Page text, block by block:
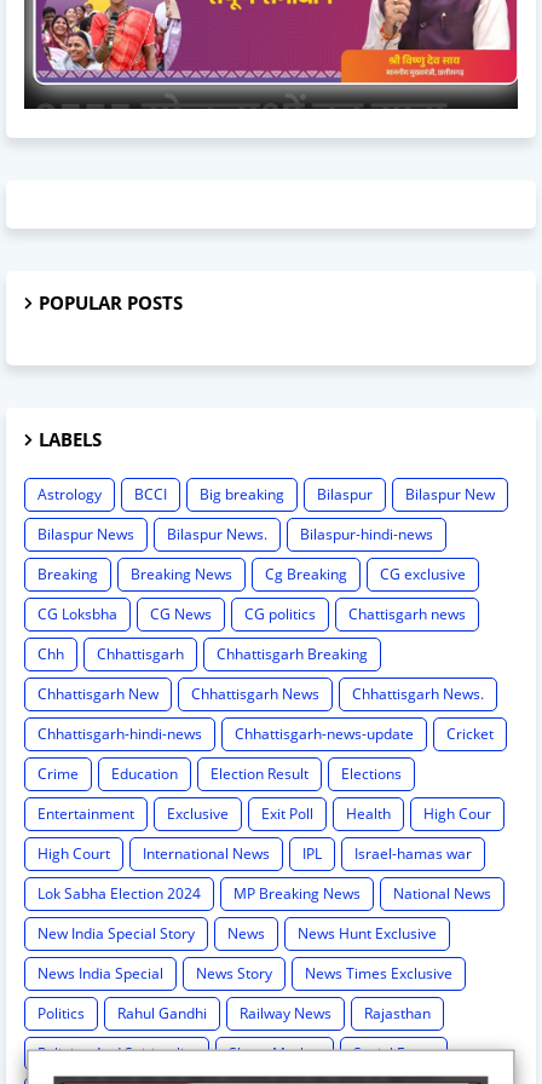
POPULAR POSTS
LABELS
Astrology BCCI Big breaking Bilaspur
Bilaspur New
Bilaspur News
Bilaspur News.
Bilaspur-hindi-news
Breaking
Breaking News Cg Breaking
CG exclusive
CG Loksbha
CG News CG politics
Chattisgarh news
Chh
Chhattisgarh
Chhattisgarh Breaking
Chhattisgarh New
Chhattisgarh News
Chhattisgarh News.
Chhattisgarh-hindi-news
Chhattisgarh-news-update
Cricket
Crime
Education Election Result
Elections
Entertainment
Exclusive Exit Poll Health
High Cour
High Court
International News IPL
Israel-hamas war
Lok Sabha Election 2024
MP Breaking News
National News
New India Special Story
News
News Hunt Exclusive
News India Special
News Story
News Times Exclusive
Politics
Rahul Gandhi Railway News
Rajasthan
Religion And Spirituality
Share Market
Social Event